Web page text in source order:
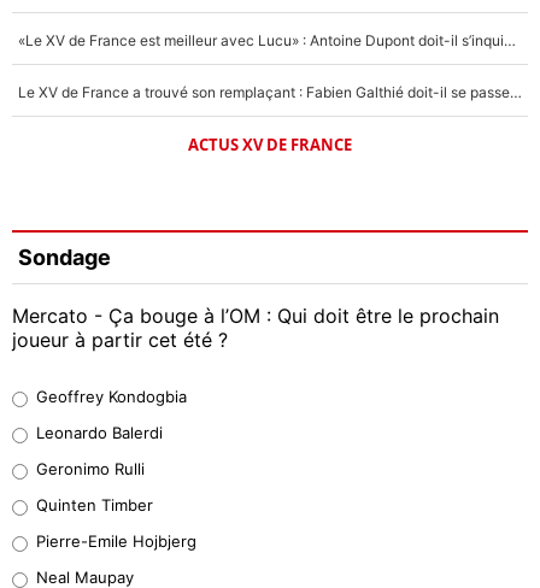
«Le XV de France est meilleur avec Lucu» : Antoine Dupont doit-il s’inquiéter pour sa place ?
Le XV de France a trouvé son remplaçant : Fabien Galthié doit-il se passer d'Antoine Dupont ?
ACTUS XV DE FRANCE
Sondage
Mercato - Ça bouge à l’OM : Qui doit être le prochain
joueur à partir cet été ?
38%
32%
5%
Geoffrey Kondogbia
Leonardo Balerdi
Geronimo Rulli
Quinten Timber
Pierre-Emile Hojbjerg
Neal Maupay